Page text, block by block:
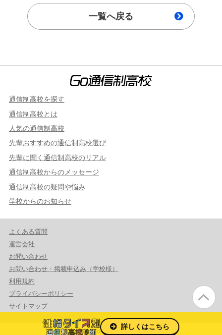
一覧へ戻る
通信制高校を探す
通信制高校とは
人気の通信制高校
先輩おすすめの通信制高校選び
先輩に聞く通信制高校のリアル
通信制高校からのメッセージ
通信制高校の疑問や悩み
学校からのお知らせ
よくある質問
運営会社
お問い合わせ
お問い合わせ・掲載申込み（学校様）
利用規約
プライバシーポリシー
サイトマップ
© 2026 PrmaCeed Co.,Ltd.
詳しくはこちら